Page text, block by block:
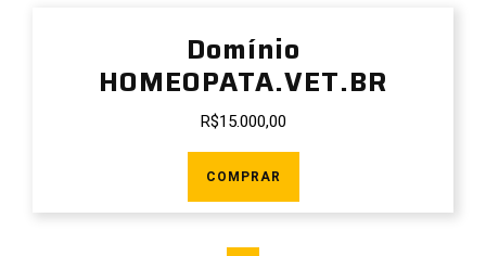
Domínio
HOMEOPATA.VET.BR
R$15.000,00
COMPRAR